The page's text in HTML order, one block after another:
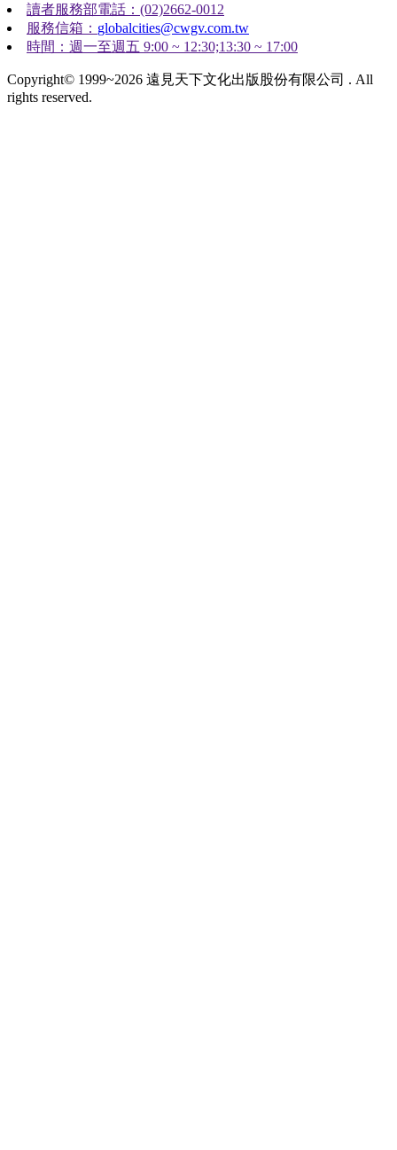
讀者服務部電話：(02)2662-0012
服務信箱： globalcities@cwgv.com.tw
時間：週一至週五 9:00 ~ 12:30;13:30 ~ 17:00
Copyright© 1999~2026 遠見天下文化出版股份有限公司 . All
rights reserved.